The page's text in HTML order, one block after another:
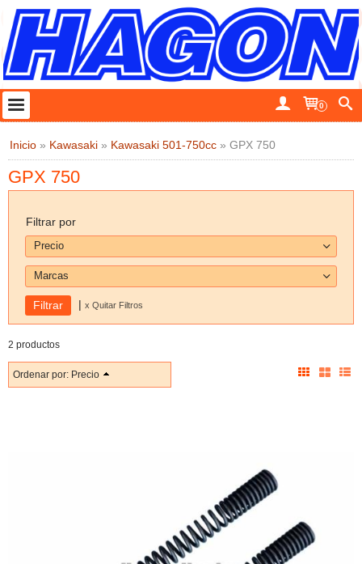
0
Inicio » Kawasaki » Kawasaki 501-750cc » GPX 750
GPX 750
Filtrar por
Precio
Marcas
| x Quitar Filtros
2 productos
Ordenar por: Precio